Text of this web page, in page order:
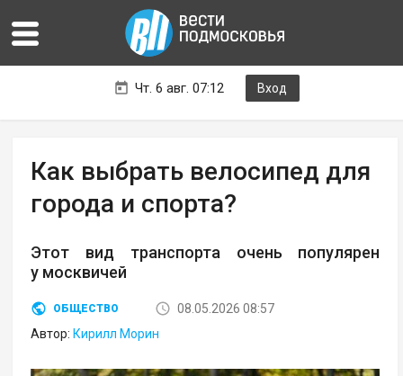
Чт. 6 авг. 07:12 Вход
Как выбрать велосипед для
города и спорта?
Этот вид транспорта очень популярен
у москвичей
ОБЩЕСТВО
08.05.2026 08:57
Автор: Кирилл Морин